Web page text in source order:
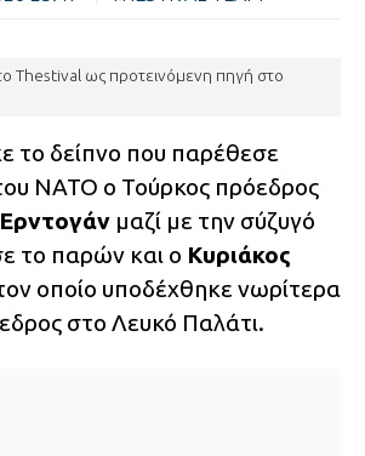
Thestival ως προτεινόμενη πηγή στο
το δείπνο που παρέθεσε
NATO ο Τούρκος πρόεδρος
μαζί με την σύζυγό
το παρών και ο Κυριάκος
οποίο υποδέχθηκε νωρίτερα
στο Λευκό Παλάτι.